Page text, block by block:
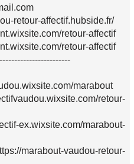
retour-affectif.hubside.fr/
retour-affectif
retour-affectif
marabout
retour-
ex.wixsite.com/marabout-
vaudou-retour-